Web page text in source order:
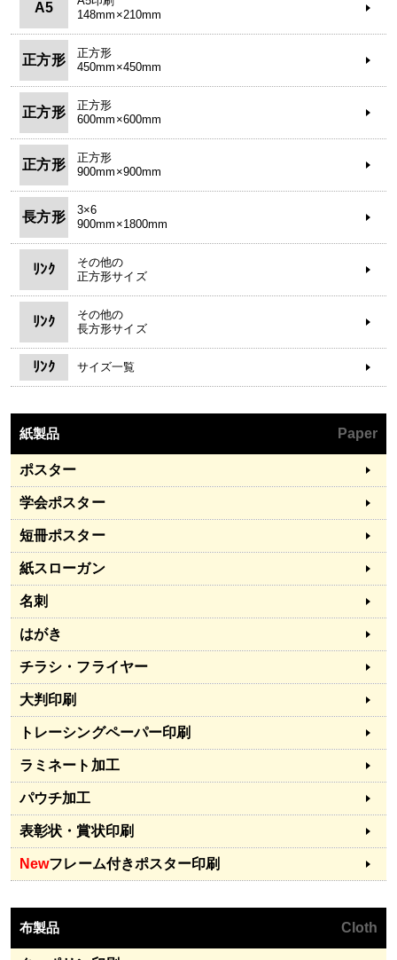
A5
148mm×210mm
正方形
正方形
450mm×450mm
正方形
正方形
600mm×600mm
正方形
正方形
900mm×900mm
長方形
3×6
900mm×1800mm
ﾘﾝｸ
その他の
正方形サイズ
ﾘﾝｸ
その他の
長方形サイズ
ﾘﾝｸ サイズ一覧
紙製品 Paper
ポスター
学会ポスター
短冊ポスター
紙スローガン
名刺
はがき
チラシ・フライヤー
大判印刷
トレーシングペーパー印刷
ラミネート加工
パウチ加工
表彰状・賞状印刷
Newフレーム付きポスター印刷
布製品 Cloth